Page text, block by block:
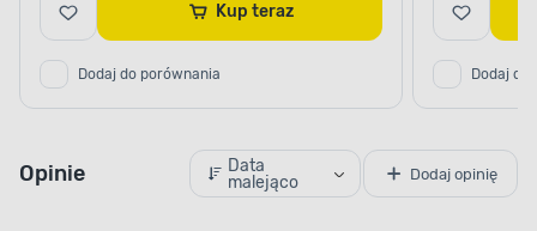
Kup teraz
Dodaj do porównania Dodaj do
Opinie
Data
malejąco
Dodaj opinię